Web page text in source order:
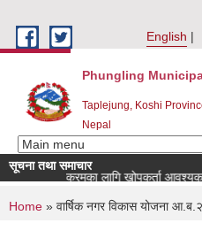
English
Phungling
Taplejung, Koshi
Nepal
सूचना तथा समाचार
कार्यक्रमका लागि खोपकर्ता आवश्यकता
You are here
Home » वार्षिक नगर विकास योजना